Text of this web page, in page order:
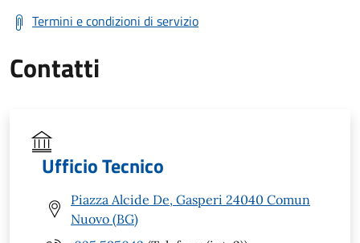
Termini e condizioni di servizio
Contatti
Ufficio Tecnico
Piazza Alcide De, Gasperi 24040 Comun
Nuovo (BG)